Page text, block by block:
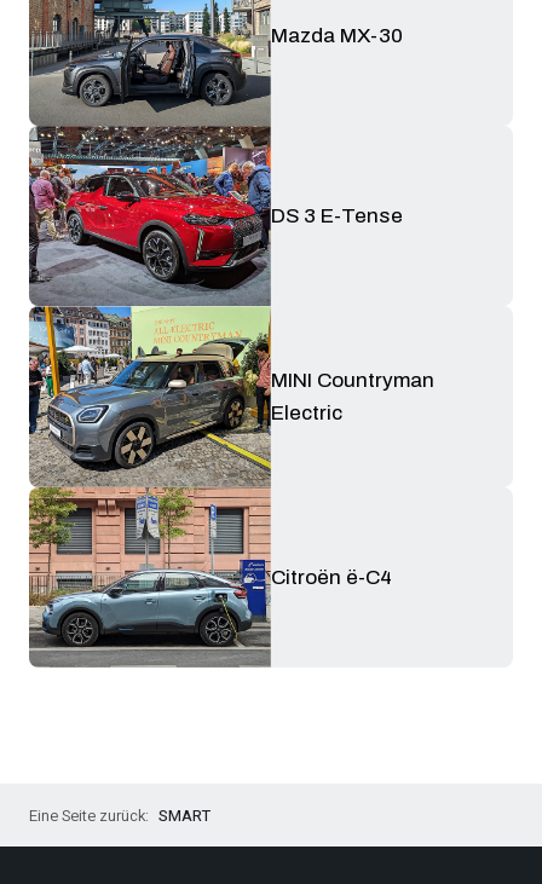
Mazda MX-30
DS 3 E-Tense
MINI Countryman
Electric
Citroën ë-C4
SMART